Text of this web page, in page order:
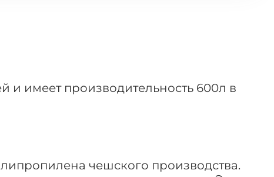
и имеет производительность 600л в
чешского производства.